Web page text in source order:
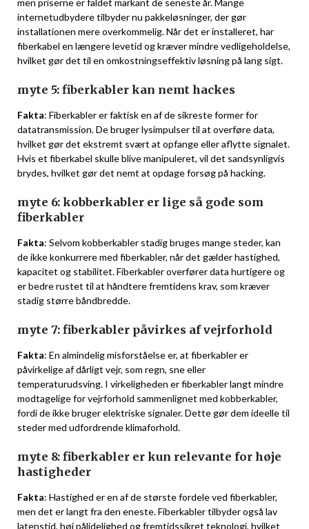
internetudbydere tilbyder nu pakkeløsninger, der gør
installationen mere overkommelig. Når det er installeret, har
fiberkabel en længere levetid og kræver mindre vedligeholdelse,
hvilket gør det til en omkostningseffektiv løsning på lang sigt.
myte 5: fiberkabler kan nemt hackes
Fakta: Fiberkabler er faktisk en af de sikreste former for
datatransmission. De bruger lysimpulser til at overføre data,
hvilket gør det ekstremt svært at opfange eller aflytte signalet.
Hvis et fiberkabel skulle blive manipuleret, vil det sandsynligvis
brydes, hvilket gør det nemt at opdage forsøg på hacking.
myte 6: kobberkabler er lige så gode som
fiberkabler
Fakta: Selvom kobberkabler stadig bruges mange steder, kan
de ikke konkurrere med fiberkabler, når det gælder hastighed,
kapacitet og stabilitet. Fiberkabler overfører data hurtigere og
er bedre rustet til at håndtere fremtidens krav, som kræver
stadig større båndbredde.
myte 7: fiberkabler påvirkes af vejrforhold
Fakta: En almindelig misforståelse er, at fiberkabler er
påvirkelige af dårligt vejr, som regn, sne eller
temperaturudsving. I virkeligheden er fiberkabler langt mindre
modtagelige for vejrforhold sammenlignet med kobberkabler,
fordi de ikke bruger elektriske signaler. Dette gør dem ideelle til
steder med udfordrende klimaforhold.
myte 8: fiberkabler er kun relevante for høje
hastigheder
Fakta: Hastighed er en af de største fordele ved fiberkabler,
men det er langt fra den eneste. Fiberkabler tilbyder også lav
latenstid, høj pålidelighed og fremtidssikret teknologi, hvilket